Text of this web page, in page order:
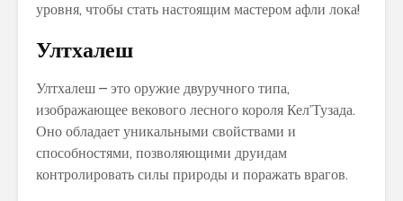
уровня, чтобы стать настоящим мастером афли лока!
Ултхалеш
Ултхалеш – это оружие двуручного типа,
изображающее векового лесного короля Кел’Тузада.
Оно обладает уникальными свойствами и
способностями, позволяющими друидам
контролировать силы природы и поражать врагов.